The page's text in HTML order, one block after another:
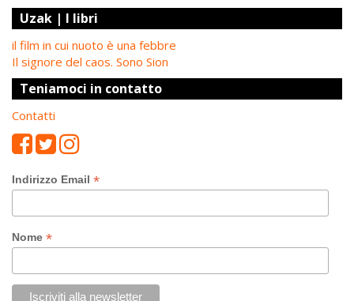
Uzak | I libri
il film in cui nuoto è una febbre
Il signore del caos. Sono Sion
Teniamoci in contatto
Contatti
Indirizzo Email *
Nome *